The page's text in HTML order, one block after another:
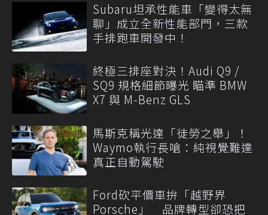
Subaru坦承性能車「變得太無
聊」成立全新性能部門，三款
手排跑車開發中！
終極三排座對決！Audi Q9 /
SQ9 規格細節曝光 瞄準 BMW
X7 與 M-Benz GLS
馬斯克稱光達「徒勞之舉」！
Waymo執行長嗆：純視覺難達
真正自動駕駛
Ford砍平價車拚「越野界
Porsche」 品牌轉型卻恐把